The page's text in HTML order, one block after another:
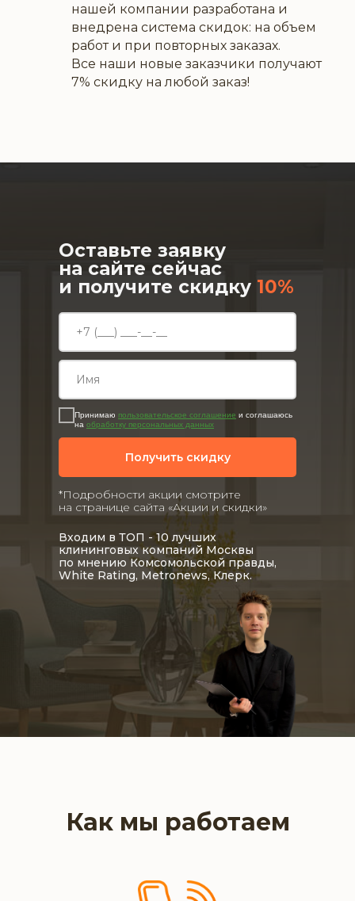
нашей компании разработана и
внедрена система скидок: на объем
работ и при повторных заказах.
Все наши новые заказчики получают
7% скидку на любой заказ!
Оставьте заявку
на сайте сейчас
и получите скидку 10%
Входим в ТОП - 10 лучших
клининговых компаний Москвы
по мнению Комсомольской правды,
White Rating, Metronews, Клерк.
Принимаю пользовательское соглашение и соглашаюсь
на обработку персональных данных
Получить скидку
*Подробности акции смотрите
на странице сайта «Акции и скидки»
Как мы работаем